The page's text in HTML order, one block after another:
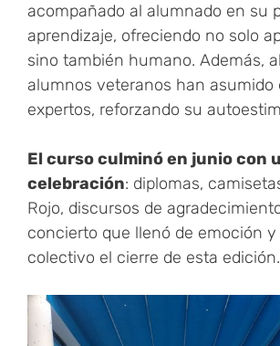
acompañado al alumnado en su
aprendizaje, ofreciendo no solo
sino también humano. Además,
alumnos veteranos han asumido
expertos, reforzando su
El curso culminó en junio con
celebración: diplomas,
Rojo, discursos de
concierto que llenó de emoción y
colectivo el cierre de esta edición.